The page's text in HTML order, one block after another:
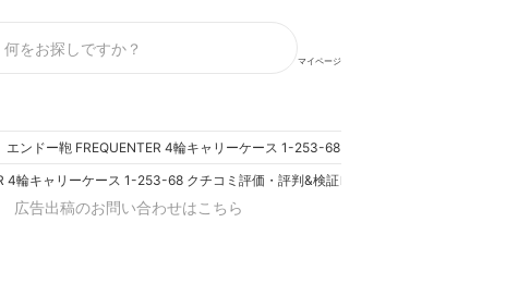
マイページ
エンドー鞄 FREQUENTER 4輪キャリーケース 1-253-68 クチコミ評価・評判&検証レ
4輪キャリーケース 1-253-68 クチコミ評価・評判&検証レビュー
広告出稿のお問い合わせはこちら